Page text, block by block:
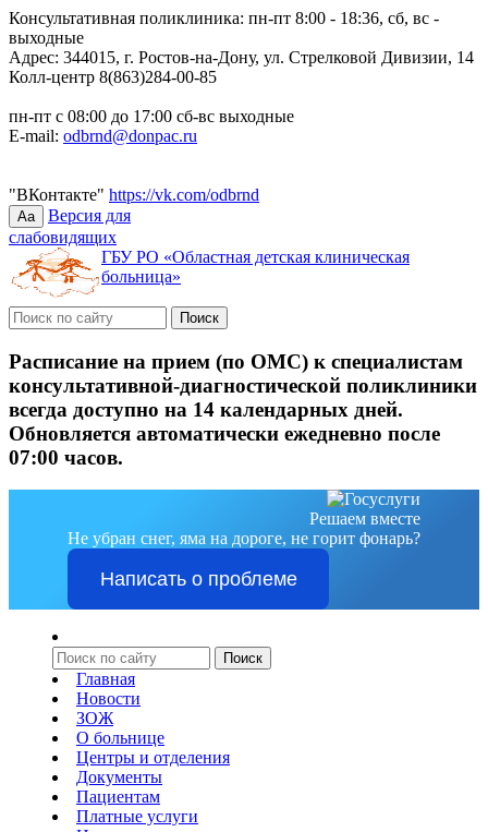
Консультативная поликлиника: пн-пт 8:00 - 18:36, сб, вс -
выходные
Адрес: 344015, г. Ростов-на-Дону, ул. Стрелковой Дивизии, 14
Колл-центр 8(863)284-00-85
пн-пт с 08:00 до 17:00 сб-вс выходные
E-mail: odbrnd@donpac.ru
"ВКонтакте" https://vk.com/odbrnd
Aa
Версия для
слабовидящих
ГБУ РО «Областная детская клиническая
больница»
Расписание на прием (по ОМС) к специалистам
консультативной-диагностической поликлиники
всегда доступно на 14 календарных дней.
Обновляется автоматически ежедневно после
07:00 часов.
Решаем вместе
Не убран снег, яма на дороге, не горит фонарь?
Написать о проблеме
Главная
Новости
ЗОЖ
О больнице
Центры и отделения
Документы
Пациентам
Платные услуги